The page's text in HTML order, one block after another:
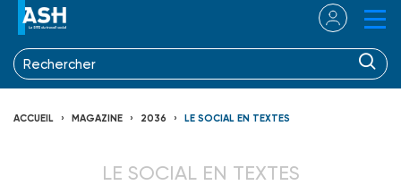
ACCUEIL MAGAZINE 2036 LE SOCIAL EN TEXTES
LE SOCIAL EN TEXTES